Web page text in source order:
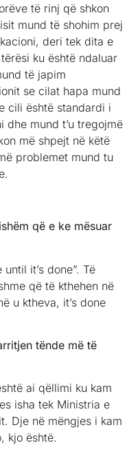
të rinj që shkon
mund të shohim prej
deri tek dita e
ku është ndaluar
të japim
se cilat hapa mund
cili është standardi i
dhe mund t’u tregojmë
më shpejt në këtë
problemet mund tu
që e ke mësuar
it’s done”. Të
që të kthehen në
u ktheva, it’s done
tënde më të
ai qëllimi ku kam
isha tek Ministria e
Dje në mëngjes i kam
kjo është.